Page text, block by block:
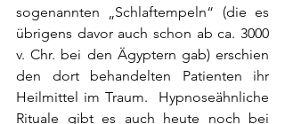
sogenannten „Schlaftempeln“ (die es
übrigens davor auch schon ab ca. 3000
v. Chr. bei den Ägyptern gab) erschien
den dort behandelten Patienten ihr
Heilmittel im Traum.  Hypnoseähnliche
Rituale gibt es auch heute noch bei